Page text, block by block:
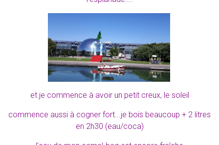
et je commence à avoir un petit creux, le soleil
commence aussi à cogner fort...je bois beaucoup + 2 litres
en 2h30 (eau/coca)